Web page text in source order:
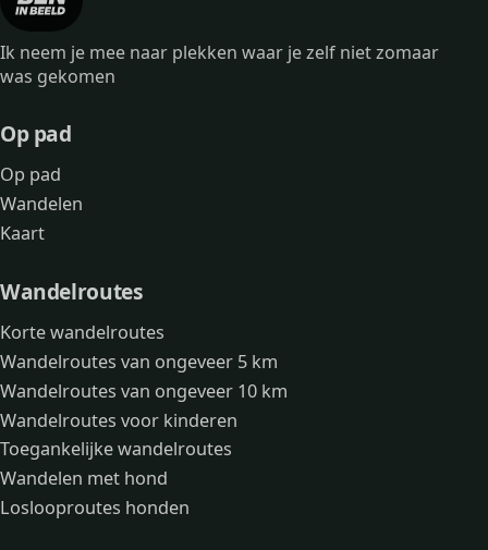
Ik neem je mee naar plekken waar je zelf niet zomaar
was gekomen
Op pad
Op pad
Wandelen
Kaart
Wandelroutes
Korte wandelroutes
Wandelroutes van ongeveer 5 km
Wandelroutes van ongeveer 10 km
Wandelroutes voor kinderen
Toegankelijke wandelroutes
Wandelen met hond
Loslooproutes honden